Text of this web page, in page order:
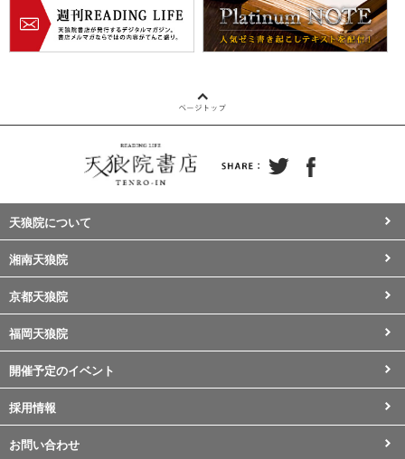
天狼院について
湘南天狼院
京都天狼院
福岡天狼院
開催予定のイベント
採用情報
お問い合わせ